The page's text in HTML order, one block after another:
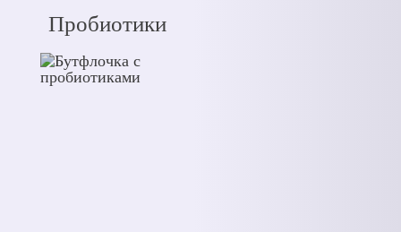
Пробиотики